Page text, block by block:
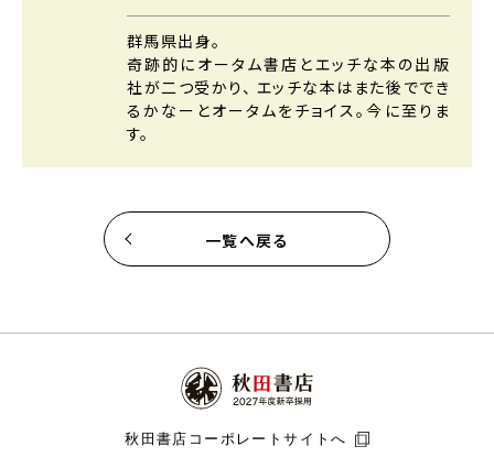
群馬県出身。
奇跡的にオータム書店とエッチな本の出版
社が二つ受かり、 エッチな本はまた後ででき
るかなーとオータムをチョイス。今に至りま
す。
一覧へ戻る
秋田書店コーポレートサイトへ